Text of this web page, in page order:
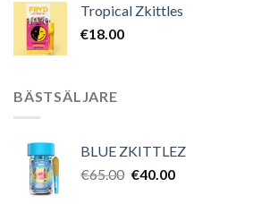
Tropical Zkittles
€18.00
BÄSTSÄLJARE
BLUE ZKITTLEZ
€65.00 Det
€40.00Det